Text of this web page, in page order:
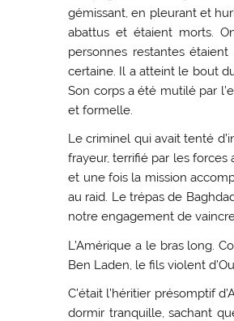
gémissant, en pleurant et
abattus et étaient morts.
personnes restantes
certaine. Il a atteint le bout
Son corps a été mutilé par
et formelle.
Le criminel qui avait tenté
frayeur, terrifié par les
et une fois la mission
au raid. Le trépas de
notre engagement de
L’Amérique a le bras long.
Ben Laden, le fils violent
C’était l’héritier présomptif
dormir tranquille, sachant